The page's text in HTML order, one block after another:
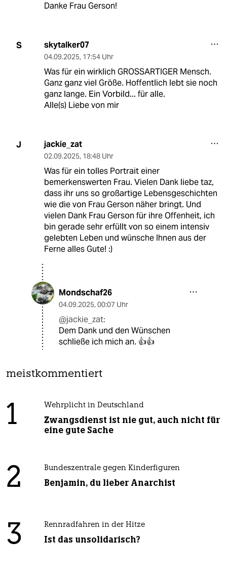
Danke Frau Gerson!
S skytalker07
04.09.2025, 17:54 Uhr
Was für ein wirklich GROSSARTIGER Mensch.
Ganz ganz viel Größe. Hoffentlich lebt sie noch
ganz lange. Ein Vorbild... für alle.
Alle(s) Liebe von mir
J jackie_zat
02.09.2025, 18:48 Uhr
Was für ein tolles Portrait einer
bemerkenswerten Frau. Vielen Dank liebe taz,
dass ihr uns so großartige Lebensgeschichten
wie die von Frau Gerson näher bringt. Und
vielen Dank Frau Gerson für ihre Offenheit, ich
bin gerade sehr erfüllt von so einem intensiv
gelebten Leben und wünsche Ihnen aus der
Ferne alles Gute! :)
Mondschaf26
04.09.2025, 00:07 Uhr
@jackie_zat:
Dem Dank und den Wünschen
schließe ich mich an. 👍👍
meistkommentiert
1 Wehrplicht in Deutschland
Zwangsdienst ist nie gut, auch nicht für
eine gute Sache
2 Bundeszentrale gegen Kinderfiguren
Benjamin, du lieber Anarchist
3 Rennradfahren in der Hitze
Ist das unsolidarisch?